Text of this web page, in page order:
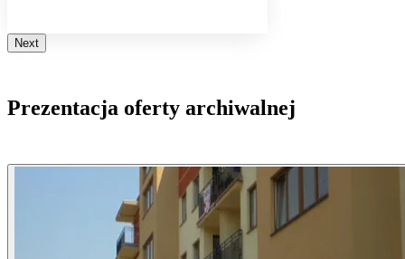
Next
Prezentacja oferty archiwalnej